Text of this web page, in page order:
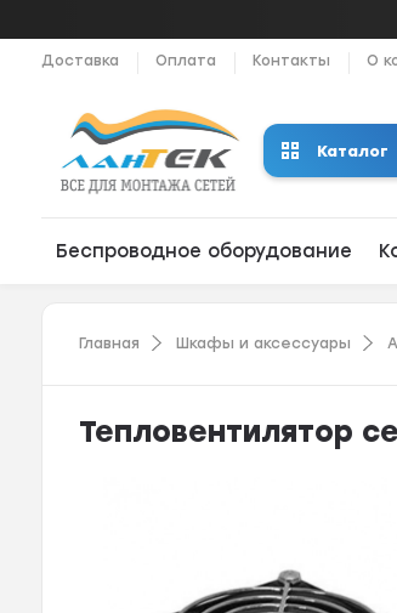
Доставка Оплата Контакты О
Каталог
Беспроводное оборудование
Главная Шкафы и аксессуары
Тепловентилятор